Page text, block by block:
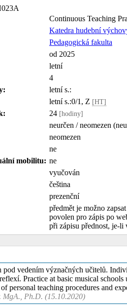
Continuous Teaching
Katedra hudební
Pedagogická fakulta
od 2025
letní
4
letní s.:
letní s.:0/1, Z [HT]
24 [hodiny]
neurčen / neomezen
neomezen
ne
mobilitu: ne
vyučován
čeština
prezenční
předmět je možno
povolen pro zápis po
při zápisu přednost, je-li
pod vedením význačných učitelů.
Practice at basic musical
personal teaching procedures and
MgA., Ph.D. (15.10.2020)